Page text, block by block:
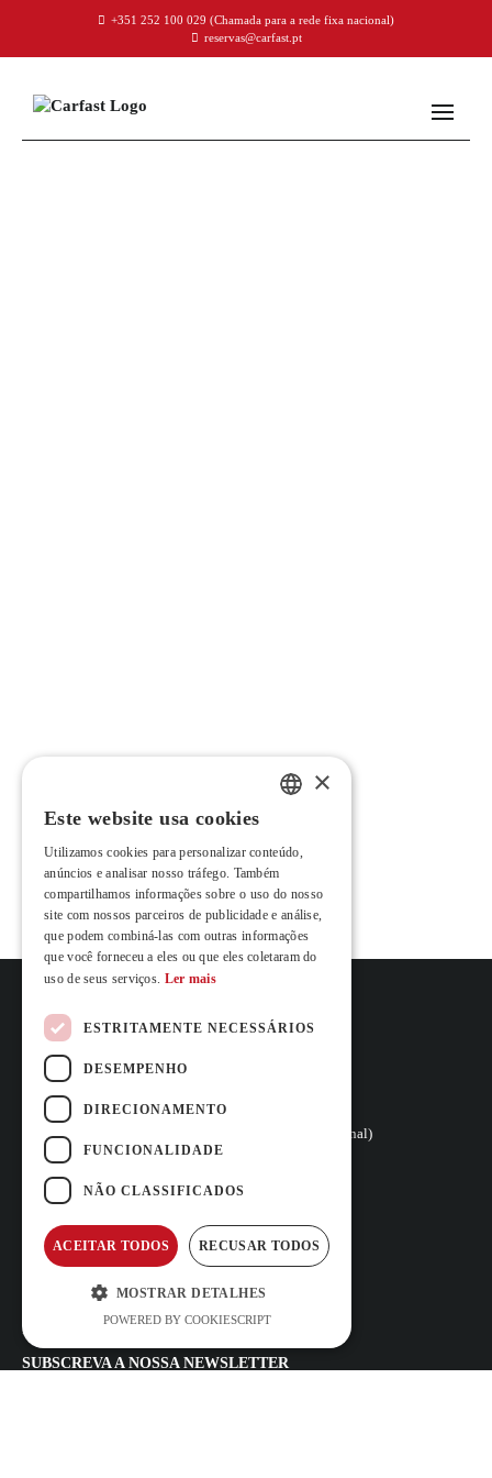
+351 252 100 029 (Chamada para a rede fixa nacional)
reservas@carfast.pt
Rua Vasconcelos Costa, nº 466
(Junto ao Hotel Stay)
+351 252 100 029
(Chamada para a rede fixa nacional)
reservas@carfast.pt
Iniciar Sessão
QUESTÕES FREQUENTES
TERMOS E CONDIÇÕES
POLÍTICA DE PRIVACIDADE E
PROTEÇÃO DE DADOS
LIVRO DE RECLAMAÇÕES
SUBSCREVA A NOSSA NEWSLETTER
PORTUGUESE
ENGLISH
FRENCH
×
Este website usa cookies
Utilizamos cookies para personalizar conteúdo,
anúncios e analisar nosso tráfego. Também
compartilhamos informações sobre o uso do nosso
site com nossos parceiros de publicidade e análise,
que podem combiná-las com outras informações
que você forneceu a eles ou que eles coletaram do
uso de seus serviços. Ler mais
ESTRITAMENTE NECESSÁRIOS
DESEMPENHO
DIRECIONAMENTO
FUNCIONALIDADE
NÃO CLASSIFICADOS
ACEITAR TODOS RECUSAR TODOS
MOSTRAR DETALHES
POWERED BY COOKIESCRIPT